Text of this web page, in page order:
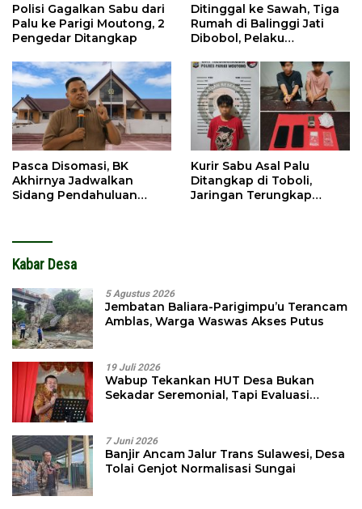
Polisi Gagalkan Sabu dari
Palu ke Parigi Moutong, 2
Pengedar Ditangkap
Ditinggal ke Sawah, Tiga
Rumah di Balinggi Jati
Dibobol, Pelaku
Pasca Disomasi, BK
Akhirnya Jadwalkan
Sidang Pendahuluan
Kurir Sabu Asal Palu
Ditangkap di Toboli,
Jaringan Terungkap
Kabar Desa
5 Agustus 2026
Jembatan Baliara-Parigimpu’u Terancam
Amblas, Warga Waswas Akses Putus
19 Juli 2026
Wabup Tekankan HUT Desa Bukan
Sekadar Seremonial, Tapi Evaluasi
7 Juni 2026
Banjir Ancam Jalur Trans Sulawesi, Desa
Tolai Genjot Normalisasi Sungai